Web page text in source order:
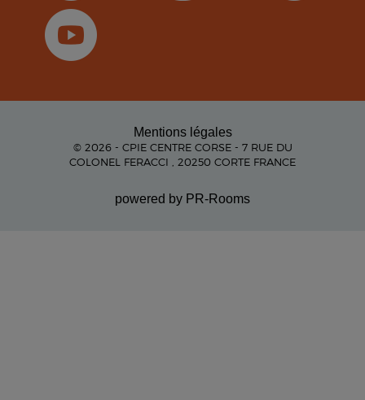
Mentions légales
© 2026 - CPIE CENTRE CORSE - 7 RUE DU
COLONEL FERACCI , 20250 CORTE FRANCE
powered by PR-Rooms